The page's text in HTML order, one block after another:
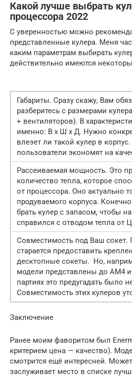
Какой лучше выбрать
процессора 2022
С уверенностью можно
представленные кулера. Меня
каким параметрам выбирать
действительно имеются
Габариты. Сразу скажу, Вам
разберитесь с размерами
+ вентиляторов). В
именно: В x Ш x Д. Нужно
влезет ли такой кулер в
пользователи экономят на
Рассеиваемая мощность. Это
количество тепла, которое
от процессора. Оно актуально
продуваемого корпуса.
брать кулер с запасом, чтобы
справился с отводом тепла от
Совместимость под Ваш сокет.
старается предоставить
десктопные сокеты. Но,
модели представлены до AM4
партиях это предугадать было
Совместимость этих кулеров
Заключение
Ранее моим фаворитом был
критерием цена — качество).
смотрится ещё интересней.
заслуживает место в списке